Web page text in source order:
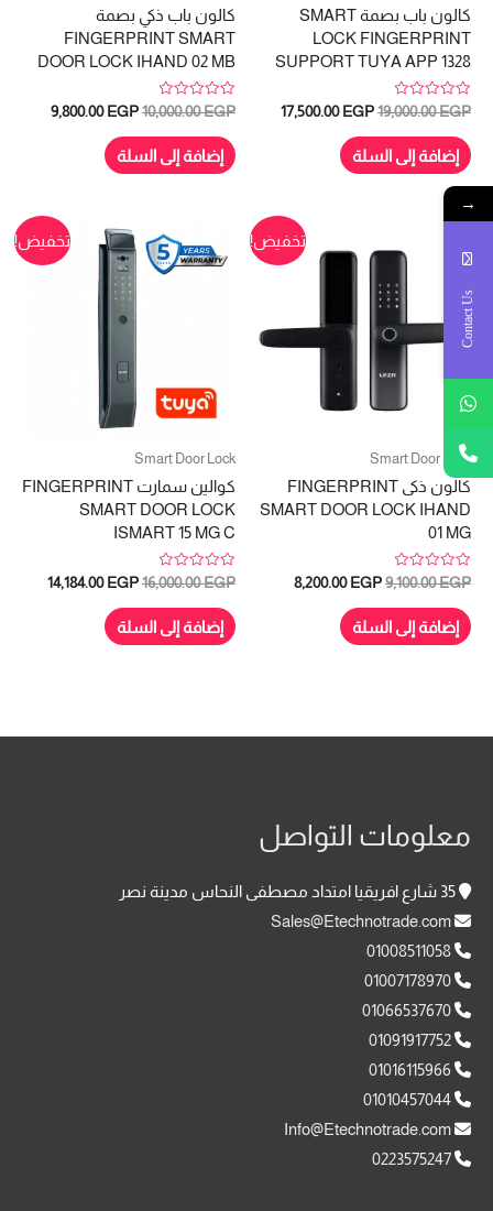
كالون باب بصمة SMART
LOCK FINGERPRINT
SUPPORT TUYA APP 1328
تم
التقييم
من
5
19,000.00EGP
السعر
هو:
19,000.00 EGP.
17,500.00 EGP
السعر
17,500.00 EGP.
إضافة إلى السلة
كالون باب ذكي بصمة
FINGERPRINT SMART
DOOR LOCK IHAND 02 MB
تم
التقييم
من
5
10,000.00EGP
السعر
هو:
10,000.00 EGP.
9,800.00 EGP
السعر
إضافة إلى السلة
تخفيض!
Smart Door Lock
كالون ذكى FINGERPRINT
SMART DOOR LOCK IHAND
01 MG
تم
من
5
9,100.00EGP
السعر
هو:
9,100.00 EGP.
8,200.00 EGP
السعر
إضافة إلى السلة
تخفيض!
Smart Door Lock
كوالين سمارت FINGERPRINT
SMART DOOR LOCK
ISMART 15 MG C
تم
من
5
16,000.00EGP
السعر
هو:
16,000.00 EGP.
14,184.00 EGP
السعر
إضافة إلى السلة
معلومات التواصل
01008511058
01007178970
01066537670
01091917752
01016115966
01010457044
0223575247
→
Contact Us